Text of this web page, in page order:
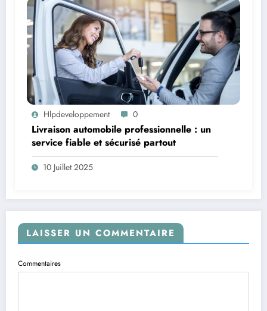
Hlpdeveloppement 0
Livraison automobile professionnelle : un
service fiable et sécurisé partout
10 Juillet 2025
LAISSER UN COMMENTAIRE
Commentaires